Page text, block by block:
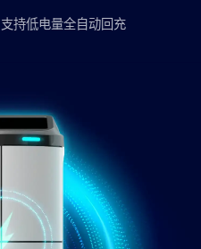
持低电量全自动回充